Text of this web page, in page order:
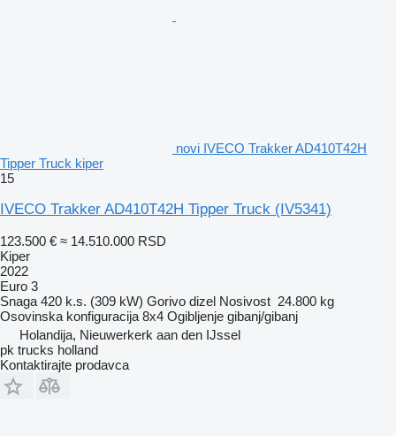
novi IVECO Trakker AD410T42H
Tipper Truck kiper
15
IVECO Trakker AD410T42H Tipper Truck (IV5341)
123.500 € ≈ 14.510.000 RSD
Kiper
2022
Euro 3
Snaga 420 k.s. (309 kW) Gorivo dizel Nosivost 24.800 kg
Osovinska konfiguracija 8x4 Ogibljenje gibanj/gibanj
Holandija, Nieuwerkerk aan den IJssel
pk trucks holland
Kontaktirajte prodavca